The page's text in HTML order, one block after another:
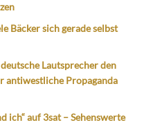
Bäcker sich gerade selbst
Lautsprecher den
antiwestliche Propaganda
ich“ auf 3sat – Sehenswerte